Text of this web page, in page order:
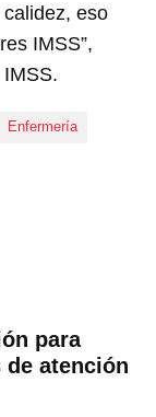
eso
IMSS”,
Enfermería
para
de atención